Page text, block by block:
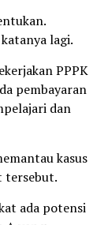
lagi.
PPPK
pembayaran
dan
kasus
tersebut.
ada potensi